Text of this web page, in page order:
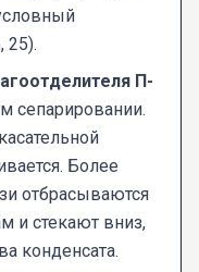
25).
П-
сепарировании.
Более
отбрасываются
и стекают вниз,
конденсата.